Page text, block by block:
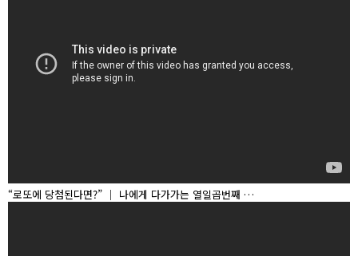
“로또에 당첨된다면?” │ 나에게 다가가는 열일곱번째 …